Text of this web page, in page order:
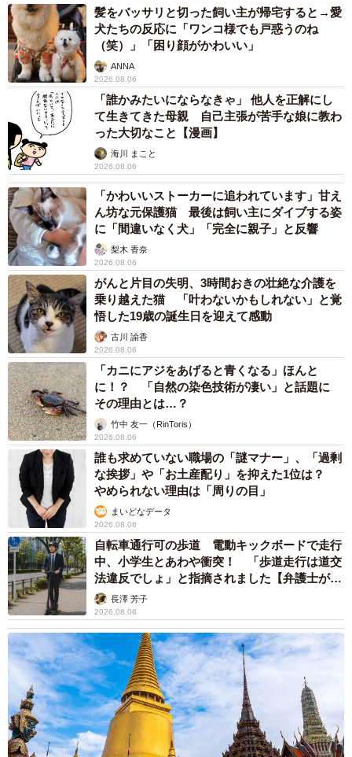
が点いて9月からは全国の映画館で上映が始まりました。あ
っという間に反響が広がり、今でもピンときていません
（笑）。
ーーシネマ・ロサは同じくインディーズから大ヒットした
『カメラを止めるな！ 』のブレイクのきっかけになった場
所だそうですね。
田村：はい、とても映画愛のある支配人がいて映画館自体
に熱いファンがついてるんです。初上映で安田監督や馬木
也さんが舞台挨拶に行った時、お客さんたちと居酒屋で打
ち上げをすることになったんですが、そこで皆さんが「と
てもいい作品だった。宣伝のお手伝いをさせてください」
とSNSで情報拡散してくれました。『侍タイムスリッパ
ー』のヒットには少なからず、ロサのお客さんたちが貢献
いただいたと思っています。
ーーご家族や周囲の方の反応は？
田村：ありきたりですが親戚からの連絡は増えました
（笑）。一番嬉しかったのは両親が喜んでくれたこと。こ
れまでも僕が出ている作品は観てくれていたんですが、今
回は映画館に行ってすぐ父から電話があって「この映画す
ごい面白いな！お前やっと作品に巡り会えたな！」といつ
になく絶賛してくれました。不安定な役者の道に入って心
配かけていたので、やっと顔向けできる仕事ができたかな
と思っています。
◇ ◇
本作を通し「世界中の人に日本の時代劇の魅力を感じて欲
しい」と田村さん。『侍タイムスリッパー』は現在も勢い
を落とすことなく全国の映画館で上映中。今後の配信サー
ビス等での展開も楽しみだ。まだ未見という方はぜひお早
めにチェックしていただきたい。
まいどなニュース情報部
2026.08.06
1歳息子が腕を亜脱臼 「奥さん、専業主婦な
のに」と夫の後輩から一言 母は泣きながら対
応し必死だった 何年もたった今もたまに思い
出し…
山岡 もと子
2026.08.06
子どもの学校外の学習時間が11年で2割減少
「家庭学習0分層」が約半数に達する深刻な実
態と広がる学習格差
まいどなニュース情報部
2026.08.06
「事故物件」という言葉のイメージにとらわれ
ていませんか？ 不動産業者が語る「物件の可
能性」を閉ざさないために必要なこと
平藤 清刀
2026.08.06
東京・千代田区の中央線高架に心ない落書き
歴史ある昌平橋架道橋の被害に怒りの声 「何
も分かってないし、センスも古い」「罰則強化
して」
中将 タカノリ
2026.08.06
もしかすると「下山ダッシュ」 リニア中央新
幹線の長野県駅 在来線との乗り継ぎなし→な
ら走れば間に合うんじゃない？ 惜しい位置関
係が反響
中将 タカノリ
2026.08.06
「なんじゃこりゃ！」「ロボ？」大阪・梅田に
そびえる物体の正体は？ 昭和の遺産を調査し
てみた結果…
太田 浩子
2026.08.06
エジプトで自撮りしていたら、ガイドが「撮り
ますよ！」→ノリノリでポーズを取っていた
ら……スマホを返してもらえない 「日本人は
カモ代表かも」「私は6時間で3万円払った」
宮前 晶子
2026.08.06
「LINEのQRコードを添付して」社長をかたる
詐欺メール続々 社員を個人アカウントへ誘導
→最後は不正送金…求められる「だまされる前
提」の対策
井二 かける
2026.08.06